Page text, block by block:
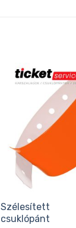
Szélesített
csuklópánt